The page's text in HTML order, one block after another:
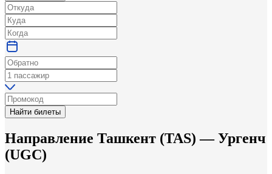
Найти билеты
Направление Ташкент (TAS) —Ургенч
(UGC)